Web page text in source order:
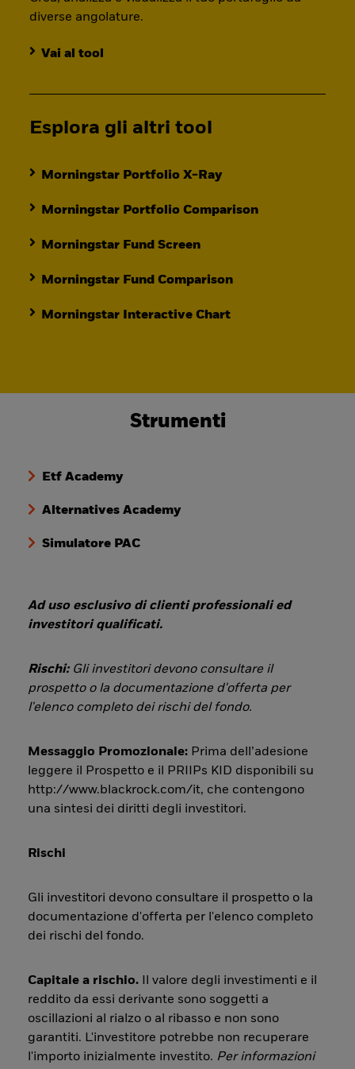
diverse angolature.
Vai al tool
Esplora gli altri tool
Morningstar Portfolio X-Ray
Morningstar Portfolio Comparison
Morningstar Fund Screen
Morningstar Fund Comparison
Morningstar Interactive Chart
Strumenti
Etf Academy
Alternatives Academy
Simulatore PAC
Ad uso esclusivo di clienti professionali ed
investitori qualificati.
Rischi: Gli investitori devono consultare il
prospetto o la documentazione d'offerta per
l'elenco completo dei rischi del fondo.
Messaggio Promozionale: Prima dell’adesione
leggere il Prospetto e il PRIIPs KID disponibili su
http://www.blackrock.com/it, che contengono
una sintesi dei diritti degli investitori.
Rischi
Gli investitori devono consultare il prospetto o la
documentazione d'offerta per l'elenco completo
dei rischi del fondo.
Capitale a rischio. Il valore degli investimenti e il
reddito da essi derivante sono soggetti a
oscillazioni al rialzo o al ribasso e non sono
garantiti. L'investitore potrebbe non recuperare
l'importo inizialmente investito. Per informazioni